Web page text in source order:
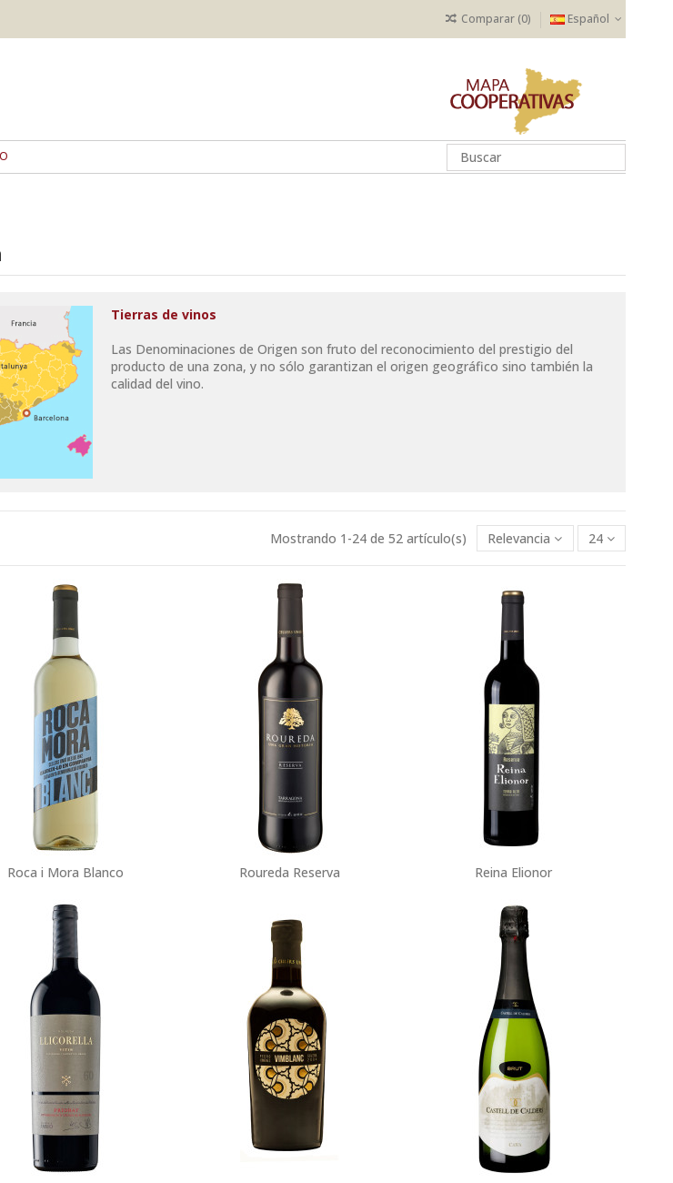
Comparar (0) Español
Tierras de vinos
Las Denominaciones de Origen son fruto del reconocimiento del prestigio del
producto de una zona, y no sólo garantizan el origen geográfico sino también la
calidad del vino.
Mostrando 1-24 de 52 artículo(s) Relevancia 24
Roca i Mora Blanco Roureda Reserva Reina Elionor